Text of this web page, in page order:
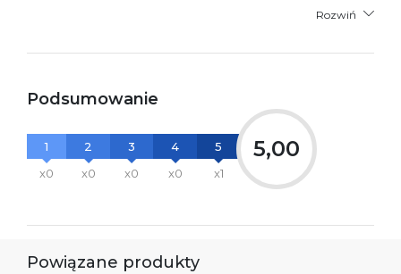
Rozwiń
Podsumowanie
1
x0
2
x0
3
x0
4
x0
5
x1
5,00
Powiązane produkty